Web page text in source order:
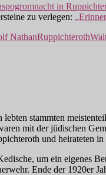
in
zu verlegen:
NathanRuppichteroth
stammten
mit der jüdischen
und heirateten
um ein eigenes
Ende der 1920er